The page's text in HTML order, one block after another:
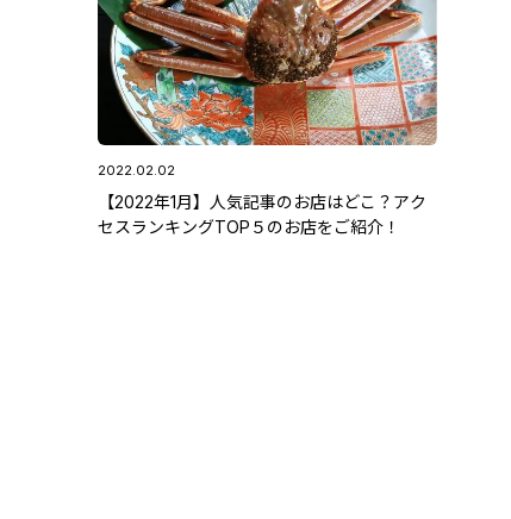
2022.02.02
【2022年1月】人気記事のお店はどこ？アク
セスランキングTOP５のお店をご紹介！